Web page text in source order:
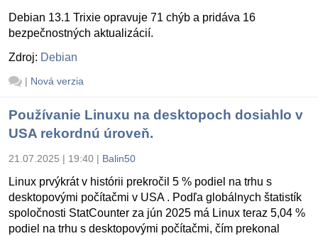
Debian 13.1 Trixie opravuje 71 chýb a pridáva 16
bezpečnostných aktualizácií.
Zdroj: Debian
| Nová verzia
Používanie Linuxu na desktopoch dosiahlo v
USA rekordnú úroveň.
21.07.2025 | 19:40 | Balin50
Linux prvýkrát v histórii prekročil 5 % podiel na trhu s
desktopovými počítačmi v USA . Podľa globálnych štatistík
spoločnosti StatCounter za jún 2025 má Linux teraz 5,04 %
podiel na trhu s desktopovými počítačmi, čím prekonal